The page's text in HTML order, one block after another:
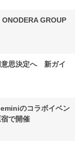
GROUP
意思決定へ 新ガイ
のコラボイベン
で開催